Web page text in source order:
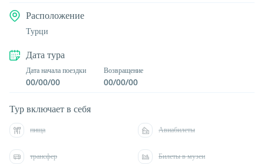
Расположение
Турци
Дата тура
Дата начала поездки
00/00/00
Возвращение
00/00/00
Тур включает в себя
пища Авиабилеты
трансфер Билеты в музеи